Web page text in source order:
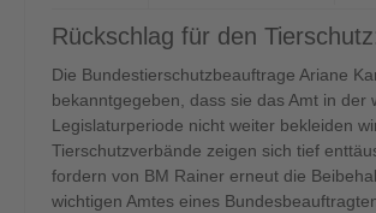
Rückschlag für den
Die Bundestierschutzbeauftrage Ariane
bekanntgegeben, dass sie das Amt in der
Legislaturperiode nicht weiter bekleiden
Tierschutzverbände zeigen sich tief
fordern von BM Rainer erneut die
wichtigen Amtes eines